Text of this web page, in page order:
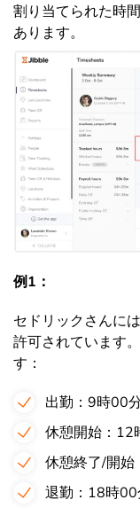
割り当てられた時
あります。
例1：
セドリックさんに
許可されています
す：
出勤：9時00
休憩開始：12
休憩終了/開
退勤：18時00